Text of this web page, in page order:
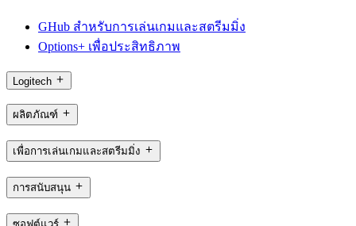
GHub สำหรับการเล่นเกมและสตรีมมิ่ง
Options+ เพื่อประสิทธิภาพ
Logitech
ผลิตภัณฑ์
เพื่อการเล่นเกมและสตรีมมิ่ง
การสนับสนุน